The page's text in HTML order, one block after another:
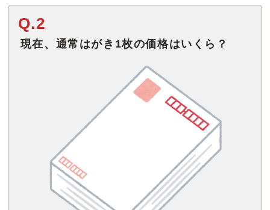
Q.2
現在、通常はがき1枚の価格はいくら？